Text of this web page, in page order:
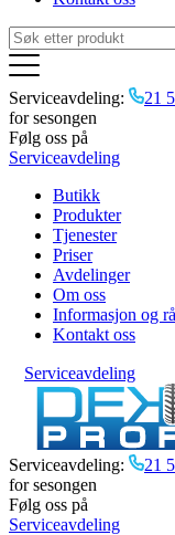
Serviceavdeling: 21
for sesongen
Følg oss på
Serviceavdeling
Butikk
Produkter
Tjenester
Priser
Avdelinger
Om oss
Informasjon og
Kontakt oss
Serviceavdeling
Serviceavdeling: 21
for sesongen
Følg oss på
Serviceavdeling